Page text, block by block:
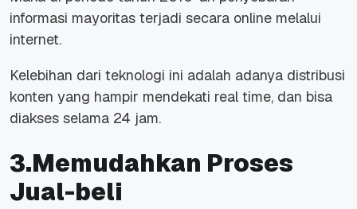
informasi mayoritas terjadi secara online melalui
internet.
Kelebihan dari teknologi ini adalah adanya distribusi
konten yang hampir mendekati real time, dan bisa
diakses selama 24 jam.
3.Memudahkan Proses
Jual-beli